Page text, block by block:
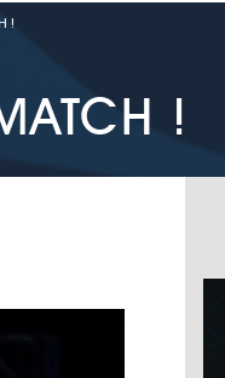
!
!